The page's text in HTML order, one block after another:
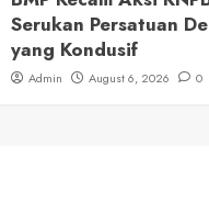
Serukan Persatuan
yang Kondusif
Admin August 6, 2026 0